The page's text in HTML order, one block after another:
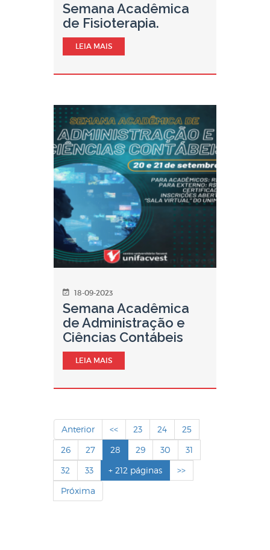
Semana Acadêmica
de Fisioterapia.
LEIA MAIS
18-09-2023
Semana Acadêmica
de Administração e
Ciências Contábeis
LEIA MAIS
Anterior << 23 24
25
26
27 28 29 30
31
32
33 + 212 páginas
>>
Próxima